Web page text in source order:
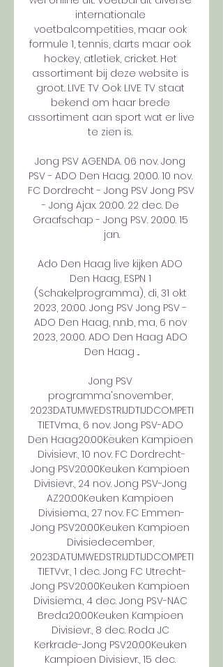
internationale
voetbalcompetities, maar ook
formule 1, tennis, darts maar ook
hockey, atletiek, cricket. Het
assortiment bij deze website is
groot. LIVE TV Ook LIVE TV staat
bekend om haar brede
assortiment aan sport wat er live
te zien is.
Jong PSV AGENDA. 06 nov. Jong
PSV - ADO Den Haag. 20:00. 10 nov.
FC Dordrecht - Jong PSV Jong PSV
- Jong Ajax. 20:00. 22 dec. De
Graafschap - Jong PSV. 20:00. 15
jan.
Ado Den Haag live kijken ADO
Den Haag, ESPN 1
(Schakelprogramma), di, 31 okt
2023, 20:00. Jong PSV Jong PSV -
ADO Den Haag, n.n.b, ma, 6 nov
2023, 20:00. ADO Den Haag ADO
Den Haag ...
Jong PSV
programma'snovember,
2023DATUMWEDSTRIJDTIJDCOMPETI
TIETVma., 6 nov. Jong PSV-ADO
Den Haag20:00Keuken Kampioen
Divisievr., 10 nov. FC Dordrecht-
Jong PSV20:00Keuken Kampioen
Divisievr., 24 nov. Jong PSV-Jong
AZ20:00Keuken Kampioen
Divisiema., 27 nov. FC Emmen-
Jong PSV20:00Keuken Kampioen
Divisiedecember,
2023DATUMWEDSTRIJDTIJDCOMPETI
TIETVvr., 1 dec. Jong FC Utrecht-
Jong PSV20:00Keuken Kampioen
Divisiema., 4 dec. Jong PSV-NAC
Breda20:00Keuken Kampioen
Divisievr., 8 dec. Roda JC
Kerkrade-Jong PSV20:00Keuken
Kampioen Divisievr., 15 dec.